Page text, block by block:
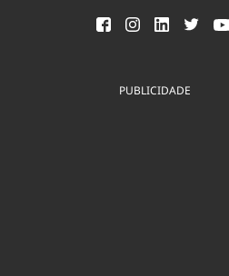
PUBLICIDADE